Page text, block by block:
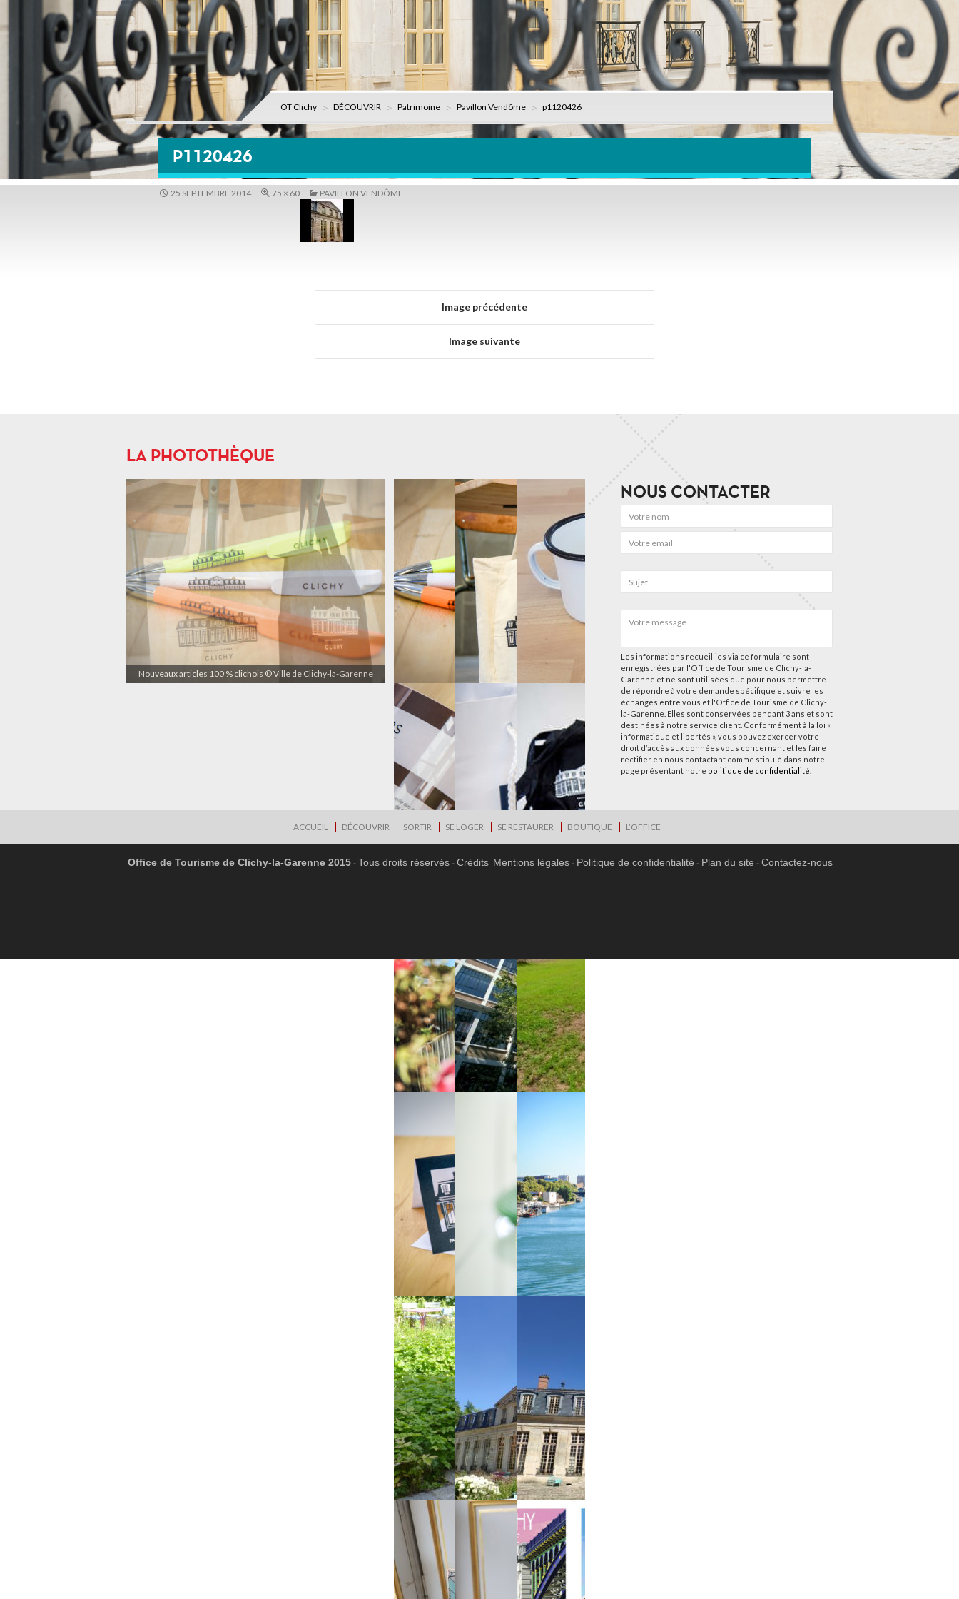
OT Clichy DÉCOUVRIR Patrimoine Pavillon Vendôme p1120426
P1120426
25 SEPTEMBRE 2014 75 × 60 PAVILLON VENDÔME
Image précédente
Image suivante
LA PHOTOTHÈQUE
Nouveaux articles 100 % clichois © Ville de Clichy-la-Garenne
NOUS CONTACTER
Les informations recueillies via ce formulaire sont
enregistrées par l'Office de Tourisme de Clichy-la-
Garenne et ne sont utilisées que pour nous permettre
de répondre à votre demande spécifique et suivre les
échanges entre vous et l'Office de Tourisme de Clichy-
la-Garenne. Elles sont conservées pendant 3 ans et sont
destinées à notre service client. Conformément à la loi «
informatique et libertés », vous pouvez exercer votre
droit d’accès aux données vous concernant et les faire
rectifier en nous contactant comme stipulé dans notre
page présentant notre politique de confidentialité
ACCUEIL DÉCOUVRIR SORTIR SE LOGER SE RESTAURER BOUTIQUE L’OFFICE
Office de Tourisme de Clichy-la-Garenne 2015 Tous droits réservés Crédits Mentions légales Politique de confidentialité Plan du site Contactez-nous